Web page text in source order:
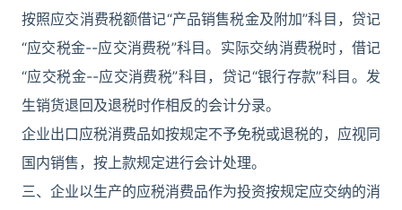
按照应交消费税额借记“产品销售税金及附加”科目，贷记
“应交税金--应交消费税”科目。实际交纳消费税时，借记
“应交税金--应交消费税”科目，贷记“银行存款”科目。发
生销货退回及退税时作相反的会计分录。
企业出口应税消费品如按规定不予免税或退税的，应视同
国内销售，按上款规定进行会计处理。
三、企业以生产的应税消费品作为投资按规定应交纳的消